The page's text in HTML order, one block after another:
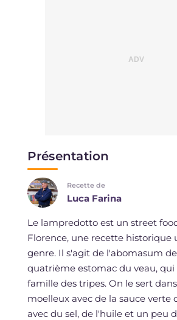
Présentation
Recette de
Luca Farina
Le lampredotto est un street
Florence, une recette historique
genre. Il s'agit de l'abomasum
quatrième estomac du veau,
famille des tripes. On le sert
moelleux avec de la sauce verte
avec du sel, de l'huile et un peu